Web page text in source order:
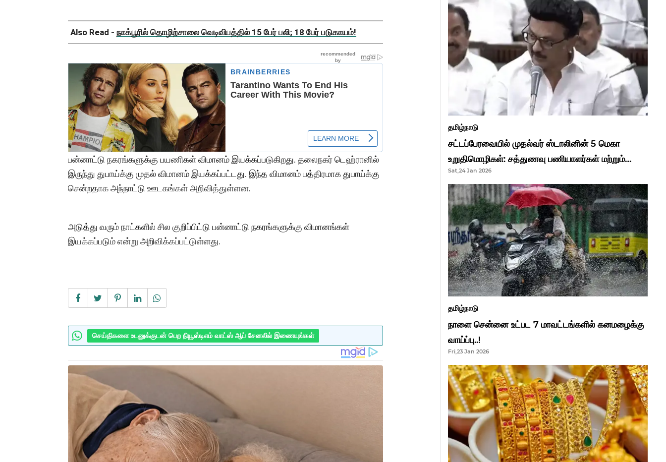
Also Read - நாக்பூரில் தொழிற்சாலை வெடிவிபத்தில் 15 பேர் பலி; 18 பேர் படுகாயம்!
பன்னாட்டு நகரங்களுக்கு பயணிகள் விமானம் இயக்கப்படுகிறது. தலைநகர் டெஹ்ரானில்
இருந்து துபாய்க்கு முதல் விமானம் இயக்கப்பட்டது. இந்த விமானம் பத்திரமாக துபாய்க்கு
சென்றதாக அந்நாட்டு ஊடகங்கள் அறிவித்துள்ளன.
அடுத்து வரும் நாட்களில் சில குறிப்பிட்டு பன்னாட்டு நகரங்களுக்கு விமானங்கள்
இயக்கப்படும் என்று அறிவிக்கப்பட்டுள்ளது.
செய்திகளை உடனுக்குடன் பெற நியூஸ்டிஎம் வாட்ஸ் ஆப் சேனலில் இணையுங்கள்
தமிழ்நாடு
சட்டப்பேரவையில் முதல்வர் ஸ்டாலினின் 5 மெகா
உறுதிமொழிகள்: சத்துணவு பணியாளர்கள் மற்றும்
ஆசிரியர்களுக்கு ஜாக்பாட்!
Sat,24 Jan 2026
தமிழ்நாடு
நாளை சென்னை உட்பட 7 மாவட்டங்களில் கனமழைக்கு
வாய்ப்பு..!
Fri,23 Jan 2026